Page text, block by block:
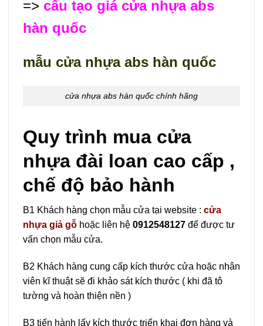
=> cấu tạo giá cửa nhựa abs
hàn quốc
mẫu cửa nhựa abs hàn quốc
cửa nhựa abs hàn quốc chính hãng
Quy trình mua cửa
nhựa đài loan cao cấp ,
chế độ bảo hành
B1 Khách hàng chọn mẫu cửa tại website : cửa
nhựa giả gỗ hoặc liên hệ 0912548127 để được tư
vấn chọn mẫu cửa.
B2 Khách hàng cung cấp kích thước cửa hoặc nhân
viên kĩ thuật sẽ đi khảo sát kích thước ( khi đã tô
tường và hoàn thiện nền )
B3 tiến hành lấy kích thước triển khai đơn hàng và